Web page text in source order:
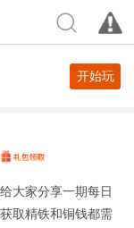
开始玩
大家分享一期每日
取精铁和铜钱都需